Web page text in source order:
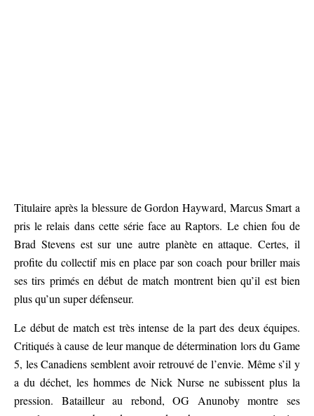
Titulaire après la blessure de Gordon Hayward, Marcus Smart a
pris le relais dans cette série face au Raptors. Le chien fou de
Brad Stevens est sur une autre planète en attaque. Certes, il
profite du collectif mis en place par son coach pour briller mais
ses tirs primés en début de match montrent bien qu’il est bien
plus qu’un super défenseur.
Le début de match est très intense de la part des deux équipes.
Critiqués à cause de leur manque de détermination lors du Game
5, les Canadiens semblent avoir retrouvé de l’envie. Même s’il y
a du déchet, les hommes de Nick Nurse ne subissent plus la
pression. Batailleur au rebond, OG Anunoby montre ses